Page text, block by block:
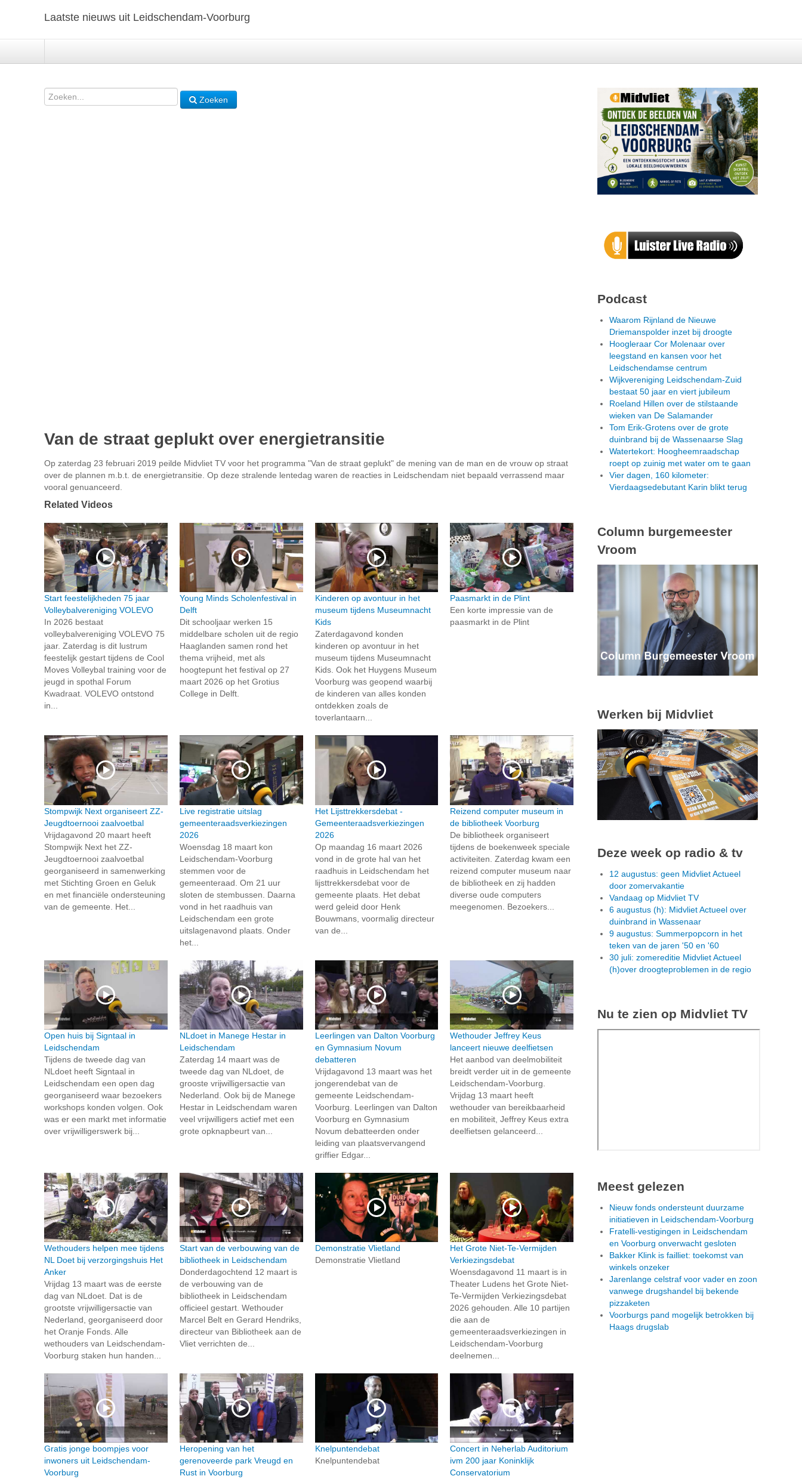
Laatste nieuws uit Leidschendam-Voorburg
Zoeken
Van de straat geplukt over energietransitie
Op zaterdag 23 februari 2019 peilde Midvliet TV voor het programma "Van de straat geplukt" de mening van de man en de vrouw op straat
over de plannen m.b.t. de energietransitie. Op deze stralende lentedag waren de reacties in Leidschendam niet bepaald verrassend maar
vooral genuanceerd.
Related Videos
Start feestelijkheden 75 jaar
Volleybalvereniging VOLEVO
In 2026 bestaat
volleybalvereniging VOLEVO 75
jaar. Zaterdag is dit lustrum
feestelijk gestart tijdens de Cool
Moves Volleybal training voor de
jeugd in spothal Forum
Kwadraat. VOLEVO ontstond
in...
Young Minds Scholenfestival in
Delft
Dit schooljaar werken 15
middelbare scholen uit de regio
Haaglanden samen rond het
thema vrijheid, met als
hoogtepunt het festival op 27
maart 2026 op het Grotius
College in Delft.
Kinderen op avontuur in het
museum tijdens Museumnacht
Kids
Zaterdagavond konden
kinderen op avontuur in het
museum tijdens Museumnacht
Kids. Ook het Huygens Museum
Voorburg was geopend waarbij
de kinderen van alles konden
ontdekken zoals de
toverlantaarn...
Paasmarkt in de Plint
Een korte impressie van de
paasmarkt in de Plint
Stompwijk Next organiseert ZZ-
Jeugdtoernooi zaalvoetbal
Vrijdagavond 20 maart heeft
Stompwijk Next het ZZ-
Jeugdtoernooi zaalvoetbal
georganiseerd in samenwerking
met Stichting Groen en Geluk
en met financiële ondersteuning
van de gemeente. Het...
Live registratie uitslag
gemeenteraadsverkiezingen
2026
Woensdag 18 maart kon
Leidschendam-Voorburg
stemmen voor de
gemeenteraad. Om 21 uur
sloten de stembussen. Daarna
vond in het raadhuis van
Leidschendam een grote
uitslagenavond plaats. Onder
het...
Het Lijsttrekkersdebat -
Gemeenteraadsverkiezingen
2026
Op maandag 16 maart 2026
vond in de grote hal van het
raadhuis in Leidschendam het
lijsttrekkersdebat voor de
gemeente plaats. Het debat
werd geleid door Henk
Bouwmans, voormalig directeur
van de...
Reizend computer museum in
de bibliotheek Voorburg
De bibliotheek organiseert
tijdens de boekenweek speciale
activiteiten. Zaterdag kwam een
reizend computer museum naar
de bibliotheek en zij hadden
diverse oude computers
meegenomen. Bezoekers...
Open huis bij Signtaal in
Leidschendam
Tijdens de tweede dag van
NLdoet heeft Signtaal in
Leidschendam een open dag
georganiseerd waar bezoekers
workshops konden volgen. Ook
was er een markt met informatie
over vrijwilligerswerk bij...
NLdoet in Manege Hestar in
Leidschendam
Zaterdag 14 maart was de
tweede dag van NLdoet, de
grooste vrijwilligersactie van
Nederland. Ook bij de Manege
Hestar in Leidschendam waren
veel vrijwilligers actief met een
grote opknapbeurt van...
Leerlingen van Dalton Voorburg
en Gymnasium Novum
debatteren
Vrijdagavond 13 maart was het
jongerendebat van de
gemeente Leidschendam-
Voorburg. Leerlingen van Dalton
Voorburg en Gymnasium
Novum debatteerden onder
leiding van plaatsvervangend
griffier Edgar...
Wethouder Jeffrey Keus
lanceert nieuwe deelfietsen
Het aanbod van deelmobiliteit
breidt verder uit in de gemeente
Leidschendam-Voorburg.
Vrijdag 13 maart heeft
wethouder van bereikbaarheid
en mobiliteit, Jeffrey Keus extra
deelfietsen gelanceerd...
Wethouders helpen mee tijdens
NL Doet bij verzorgingshuis Het
Anker
Vrijdag 13 maart was de eerste
dag van NLdoet. Dat is de
grootste vrijwilligersactie van
Nederland, georganiseerd door
het Oranje Fonds. Alle
wethouders van Leidschendam-
Voorburg staken hun handen...
Start van de verbouwing van de
bibliotheek in Leidschendam
Donderdagochtend 12 maart is
de verbouwing van de
bibliotheek in Leidschendam
officieel gestart. Wethouder
Marcel Belt en Gerard Hendriks,
directeur van Bibliotheek aan de
Vliet verrichten de...
Demonstratie Vlietland
Demonstratie Vlietland
Het Grote Niet-Te-Vermijden
Verkiezingsdebat
Woensdagavond 11 maart is in
Theater Ludens het Grote Niet-
Te-Vermijden Verkiezingsdebat
2026 gehouden. Alle 10 partijen
die aan de
gemeenteraadsverkiezingen in
Leidschendam-Voorburg
deelnemen...
Gratis jonge boompjes voor
inwoners uit Leidschendam-
Voorburg
Heropening van het
gerenoveerde park Vreugd en
Rust in Voorburg
Knelpuntendebat
Knelpuntendebat
Concert in Neherlab Auditorium
ivm 200 jaar Koninklijk
Conservatorium
Podcast
Waarom Rijnland de Nieuwe
Driemanspolder inzet bij droogte
Hoogleraar Cor Molenaar over
leegstand en kansen voor het
Leidschendamse centrum
Wijkvereniging Leidschendam-Zuid
bestaat 50 jaar en viert jubileum
Roeland Hillen over de stilstaande
wieken van De Salamander
Tom Erik-Grotens over de grote
duinbrand bij de Wassenaarse Slag
Watertekort: Hoogheemraadschap
roept op zuinig met water om te gaan
Vier dagen, 160 kilometer:
Vierdaagsedebutant Karin blikt terug
Column burgemeester
Vroom
Werken bij Midvliet
Deze week op radio & tv
12 augustus: geen Midvliet Actueel
door zomervakantie
Vandaag op Midvliet TV
6 augustus (h): Midvliet Actueel over
duinbrand in Wassenaar
9 augustus: Summerpopcorn in het
teken van de jaren '50 en '60
30 juli: zomereditie Midvliet Actueel
(h)over droogteproblemen in de regio
Nu te zien op Midvliet TV
Meest gelezen
Nieuw fonds ondersteunt duurzame
initiatieven in Leidschendam-Voorburg
Fratelli-vestigingen in Leidschendam
en Voorburg onverwacht gesloten
Bakker Klink is failliet: toekomst van
winkels onzeker
Jarenlange celstraf voor vader en zoon
vanwege drugshandel bij bekende
pizzaketen
Voorburgs pand mogelijk betrokken bij
Haags drugslab